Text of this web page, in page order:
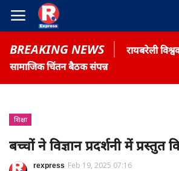
BREAKING NEWS
रायबरेली
सामाजिक चिंतन बैठक संपन्न
Home
शिक्षा
बच्चों ने विज्ञान प्रदर्शनी में प्रस्तुत
rexpress Feb 19, 2025 07:16